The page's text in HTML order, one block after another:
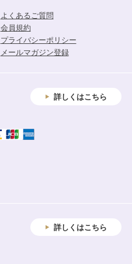
よくあるご質問
会員規約
プライバシーポリシー
メールマガジン登録
詳しくはこちら
詳しくはこちら